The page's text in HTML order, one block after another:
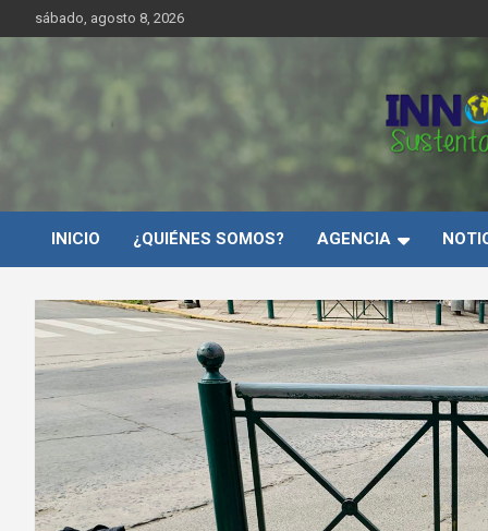
al
contenido
sábado, agosto 8, 2026
Innovar
INICIO ¿QUIÉNES SOMOS? AGENCIA